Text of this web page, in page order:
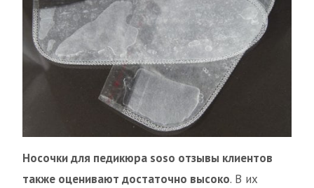
Носочки для педикюра soso отзывы клиентов
также оценивают достаточно высоко. В их